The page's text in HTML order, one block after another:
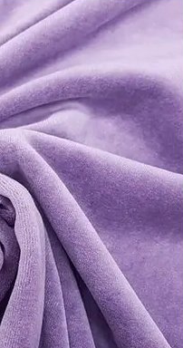
lütfen iletişime geçiniz.
katman seçenekleriyle
saf zarafetini ve çok
tasarlanan bu kumaş,
hafif ve nefes alabilen bir his
bir şeffaflık sağlayarak
havadar bir kalite katar.
göre uyarlamanıza olanak
dahil olmak üzere ek
ve rahatlığıyla tanınan
bir dokunuş sağlayan
havadar yazlık giysiler ister
bu kumaşın sadeliğini ve
Tekstil'in Müslin Kumaşı sizi,
benzersiz rahatlıkla
davet ediyor. Lupine
sunulan Müslin Kumaşın
yükseltin.